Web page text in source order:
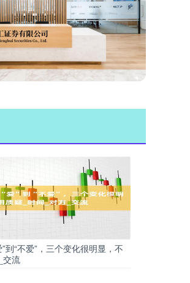
到“不爱”，三个变化很明显，不
交流